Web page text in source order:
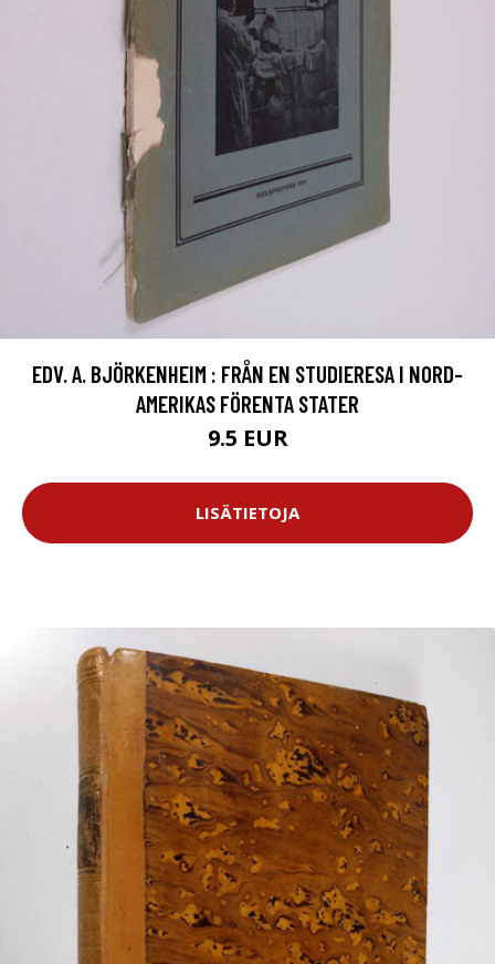
EDV. A. BJÖRKENHEIM : FRÅN EN STUDIERESA I NORD-
AMERIKAS FÖRENTA STATER
9.5 EUR
LISÄTIETOJA